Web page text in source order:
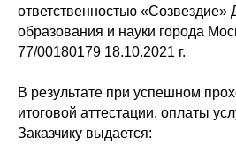
ответственностью «Созвездие»
образования и науки города
77/00180179 18.10.2021 г.
В результате при успешном
итоговой аттестации, оплаты
Заказчику выдается: